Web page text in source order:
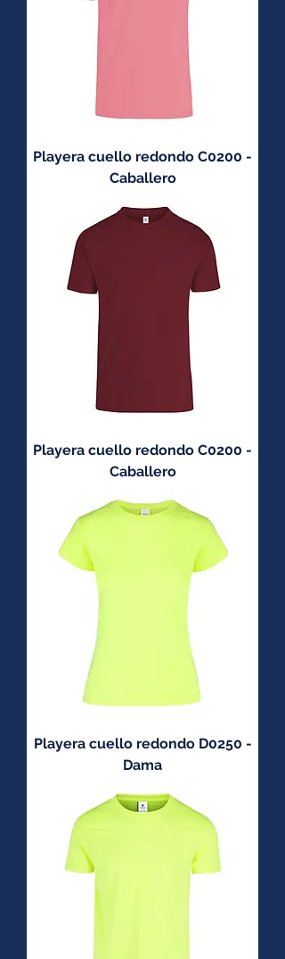
Playera cuello redondo C0200 -
Caballero
Playera cuello redondo C0200 -
Caballero
Playera cuello redondo D0250 -
Dama